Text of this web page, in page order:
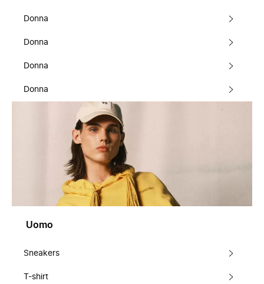
Donna
Donna
Donna
Donna
Uomo
Sneakers
T-shirt